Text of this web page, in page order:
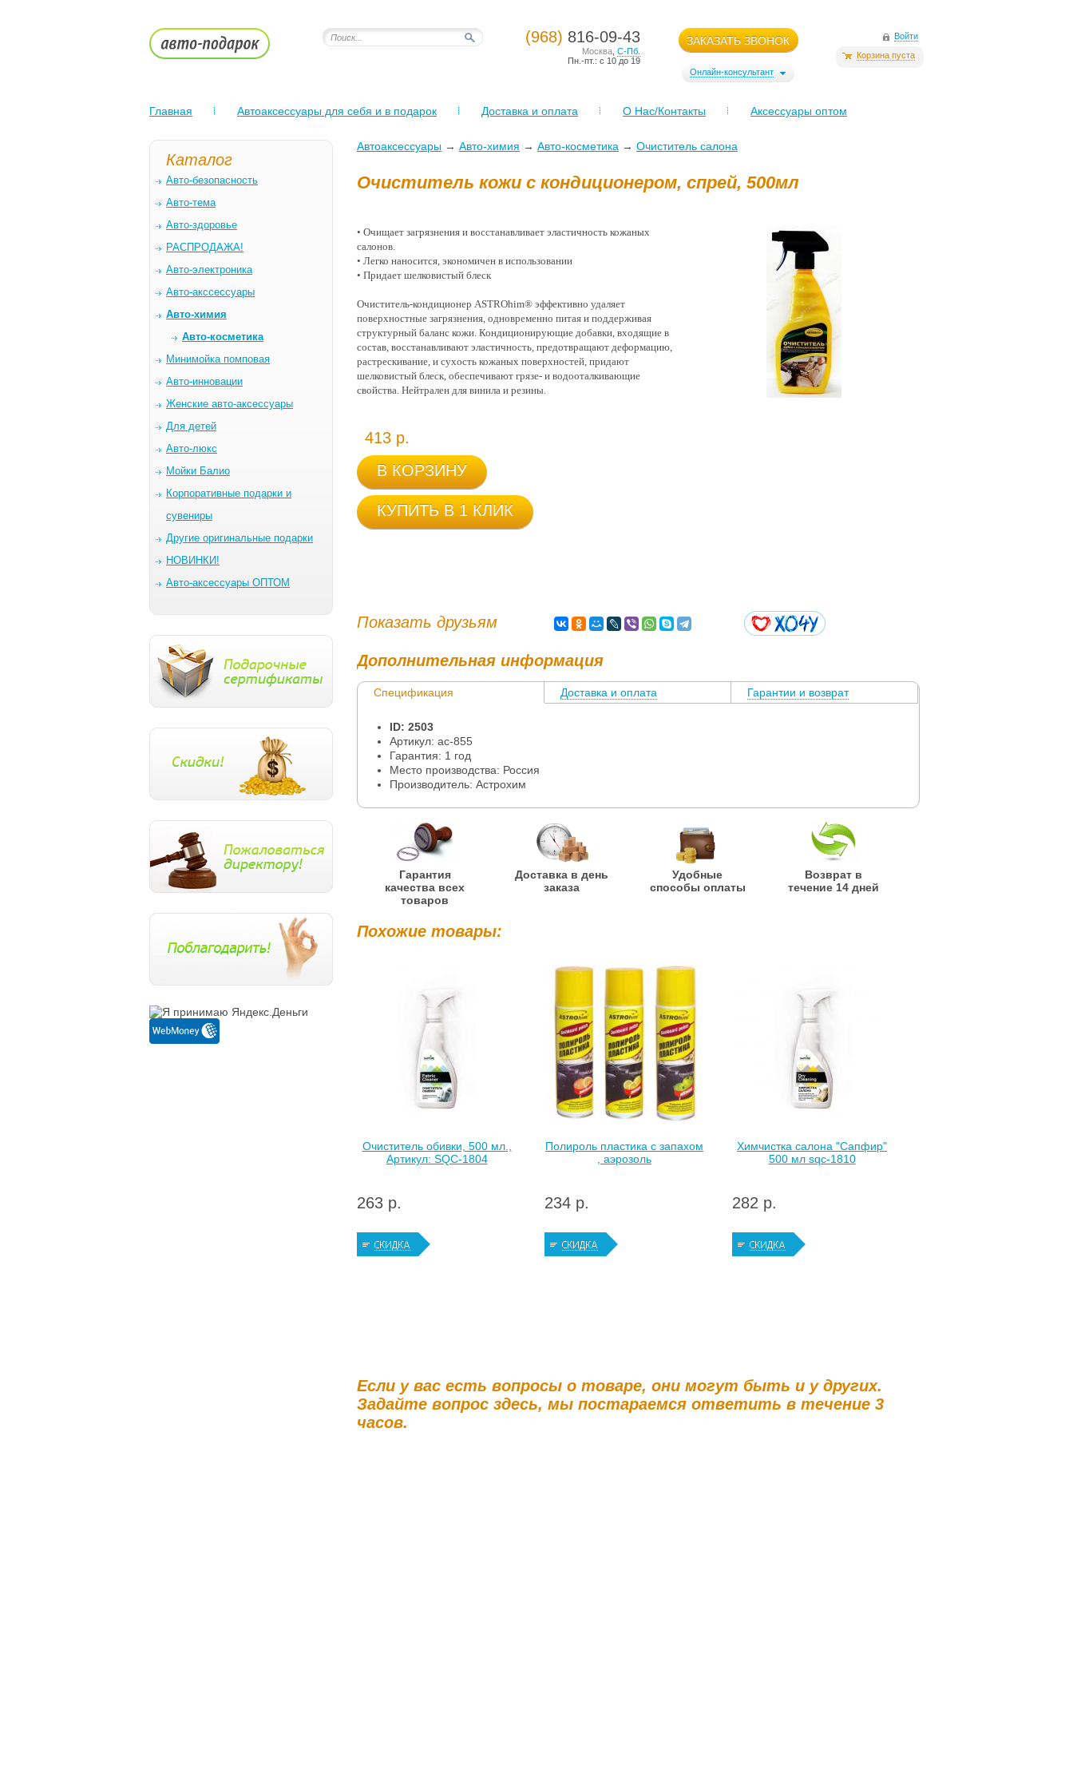
(968) 816-09-43
Москва С-Пб.
Пн.-пт.: с 10 до 19
ЗАКАЗАТЬ ЗВОНОК
Онлайн-консультант
Войти
Корзина пуста
Главная Автоаксессуары для себя и в подарок Доставка и оплата О Нас/Контакты Аксессуары оптом
Каталог
Авто-безопасность
Авто-тема
Авто-здоровье
РАСПРОДАЖА!
Авто-электроника
Авто-акссессуары
Авто-химия
Авто-косметика
Минимойка помповая
Авто-инновации
Женские авто-аксессуары
Для детей
Авто-люкс
Мойки Балио
Корпоративные подарки и
сувениры
Другие оригинальные подарки
НОВИНКИ!
Авто-аксессуары ОПТОМ
Автоаксессуары → Авто-химия → Авто-косметика → Очиститель салона
Очиститель кожи с кондиционером, спрей, 500мл
• Очищает загрязнения и восстанавливает эластичность кожаных
салонов.
• Легко наносится, экономичен в использовании
• Придает шелковистый блеск
Очиститель-кондиционер ASTROhim® эффективно удаляет
поверхностные загрязнения, одновременно питая и поддерживая
структурный баланс кожи. Кондиционирующие добавки, входящие в
состав, восстанавливают эластичность, предотвращают деформацию,
растрескивание, и сухость кожаных поверхностей, придают
шелковистый блеск, обеспечивают грязе- и водооталкивающие
свойства. Нейтрален для винила и резины.
413 р.
В КОРЗИНУ
КУПИТЬ В 1 КЛИК
Показать друзьям
Дополнительная информация
Спецификация Доставка и оплата
Гарантии и возврат
ID: 2503
Артикул: ac-855
Гарантия: 1 год
Место производства: Россия
Производитель: Астрохим
Гарантия
качества всех
товаров
Доставка в день
заказа
Удобные
способы оплаты
Возврат в
течение 14 дней
Похожие товары:
Очиститель обивки, 500 мл.,
Артикул: SQC-1804
263 р.
Полироль пластика с запахом
, аэрозоль
234 р.
Химчистка салона "Сапфир"
500 мл sqc-1810
282 р.
Если у вас есть вопросы о товаре, они могут быть и у других.
Задайте вопрос здесь, мы постараемся ответить в течение 3
часов.